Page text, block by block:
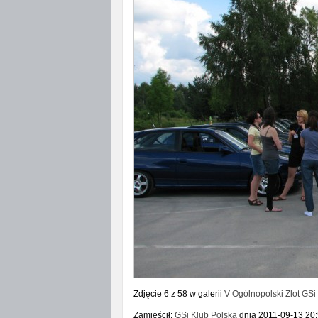
Zdjęcie 6 z 58 w galerii V Ogólnopolski Zlot
Zamieścił: GSi Klub Polskadnia 2011-09-13